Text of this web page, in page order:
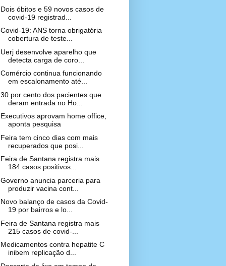
Dois óbitos e 59 novos casos de
covid-19 registrad...
Covid-19: ANS torna obrigatória
cobertura de teste...
Uerj desenvolve aparelho que
detecta carga de coro...
Comércio continua funcionando
em escalonamento até...
30 por cento dos pacientes que
deram entrada no Ho...
Executivos aprovam home office,
aponta pesquisa
Feira tem cinco dias com mais
recuperados que posi...
Feira de Santana registra mais
184 casos positivos...
Governo anuncia parceria para
produzir vacina cont...
Novo balanço de casos da Covid-
19 por bairros e lo...
Feira de Santana registra mais
215 casos de covid-...
Medicamentos contra hepatite C
inibem replicação d...